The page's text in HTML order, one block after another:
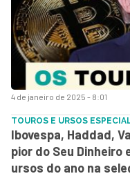
4 de janeiro de 2025 - 8:01
TOUROS E URSOS
Ibovespa, Haddad,
pior do Seu Dinheiro
ursos do ano na